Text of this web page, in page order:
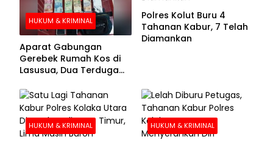
HUKUM & KRIMINAL
Aparat Gabungan
Gerebek Rumah Kos di
Lasusua, Dua Terduga
Polres Kolut Buru 4
Tahanan Kabur, 7 Telah
Diamankan
HUKUM & KRIMINAL HUKUM & KRIMINAL